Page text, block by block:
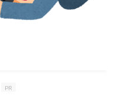
PR